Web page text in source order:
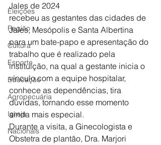
Eleições
Região
Cultura
Esporte
Educação
Agropecuária
Igreja
Nacionais
Jales de 2024
recebeu as gestantes das cidades de
Jales, Mesópolis e Santa Albertina
para um bate-papo e apresentação do
trabalho que é realizado pela
instituição, na qual a gestante inicia o
vínculo com a equipe hospitalar,
conhece as dependências, tira
dúvidas, tornando esse momento
ainda mais especial.
Durante a visita, a Ginecologista e
Obstetra de plantão, Dra. Marjori